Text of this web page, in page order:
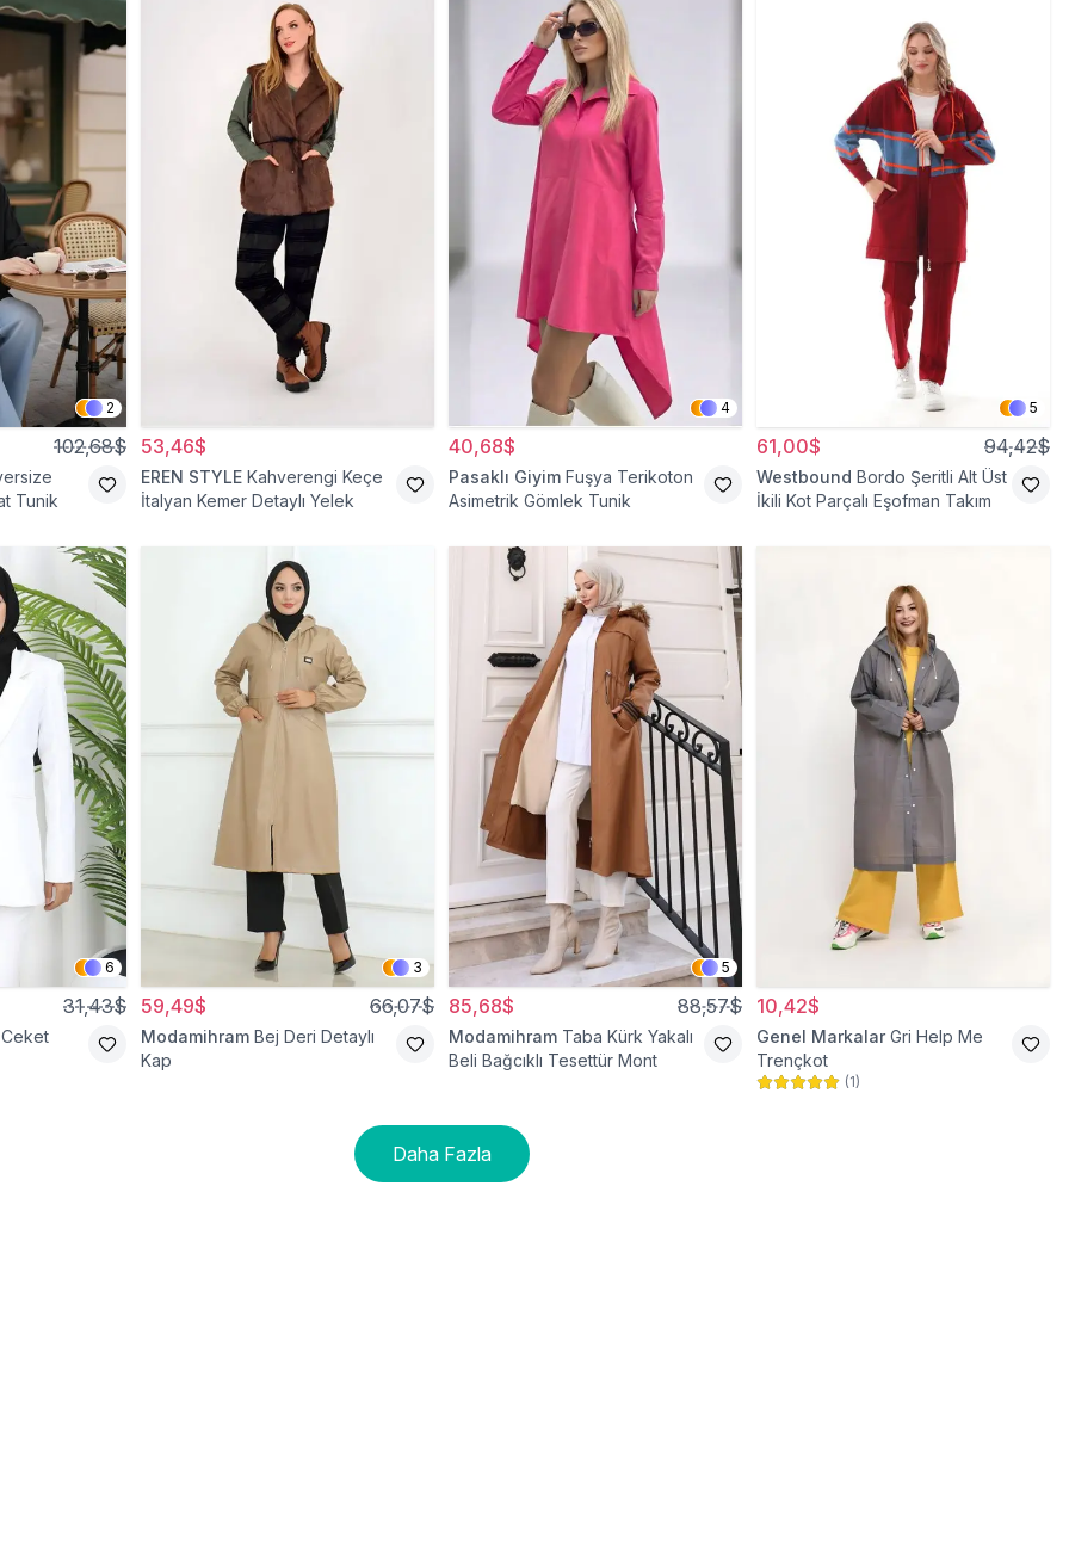
2
102,68$
Tunik
53,46$
EREN STYLE Kahverengi Keçe
İtalyan Kemer Detaylı Yelek
4
40,68$
Pasaklı Giyim Fuşya Terikoton
Asimetrik Gömlek Tunik
5
61,00$ 94,42$
Westbound Bordo Şeritli Alt Üst
İkili Kot Parçalı Eşofman Takım
6
31,43$
3
59,49$ 66,07$
Modamihram Bej Deri Detaylı
Kap
5
85,68$ 88,57$
Modamihram Taba Kürk Yakalı
Beli Bağcıklı Tesettür Mont
10,42$
Genel Markalar Gri Help Me
Trençkot
(1)
Daha Fazla